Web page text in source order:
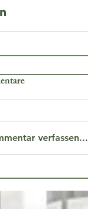
verfassen...